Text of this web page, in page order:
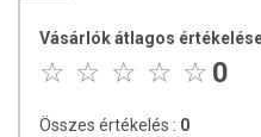
Tudnivalók a 2,5%-os CBD
Adagolás:3 – 4 csepp / 3
Lenyelés előtt 60
Vásárlók átlagos
0
Összes értékelés : 0